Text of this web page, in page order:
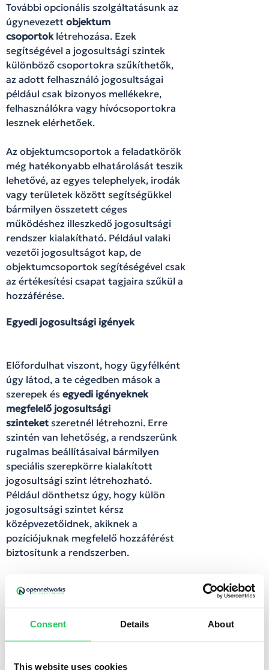
Consent Details About
This website uses cookies
További opcionális szolgáltatásunk az
úgynevezett objektum
csoportok létrehozása. Ezek
segítségével a jogosultsági szintek
különböző csoportokra szűkíthetők,
az adott felhasználó jogosultságai
például csak bizonyos mellékekre,
felhasználókra vagy hívócsoportokra
lesznek elérhetőek.
Az objektumcsoportok a feladatkörök
még hatékonyabb elhatárolását teszik
lehetővé, az egyes telephelyek, irodák
vagy területek között segítségükkel
bármilyen összetett céges
működéshez illeszkedő jogosultsági
rendszer kialakítható. Például valaki
vezetői jogosultságot kap, de
objektumcsoportok segítéségével csak
az értékesítési csapat tagjaira szűkül a
hozzáférése.
Egyedi jogosultsági igények
Előfordulhat viszont, hogy ügyfélként
úgy látod, a te cégedben mások a
szerepek és egyedi igényeknek
megfelelő jogosultsági
szinteket szeretnél létrehozni. Erre
szintén van lehetőség, a rendszerünk
rugalmas beállításaival bármilyen
speciális szerepkörre kialakított
jogosultsági szint létrehozható.
Például dönthetsz úgy, hogy külön
jogosultsági szintet kérsz
középvezetőidnek, akiknek a
pozíciójuknak megfelelő hozzáférést
biztosítunk a rendszerben.
Remélem, ennyiből kiderült
számotokra, milyen elengedhetetlen
egy jól működő rendszerhez –
biztonsági és logisztikai szempontból
kérdése rendezve legyen.